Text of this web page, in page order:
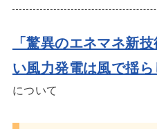
「驚異のエネマネ新
い風力発電は風で揺
について